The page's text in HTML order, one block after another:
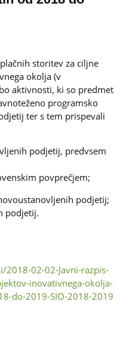
storitev za ciljne
okolja (v
aktivnosti, ki so predmet
programsko
ter s tem prispevali
podjetij, predvsem
povprečjem;
podjetij;
podjetij.
02-02-Javni-razpis-
inovativnega-okolja-
do-2019-SIO-2018-2019